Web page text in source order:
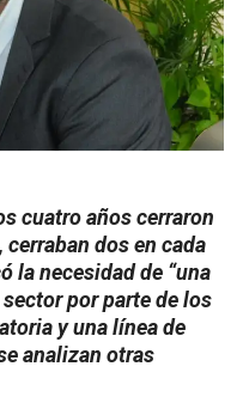
cuatro años cerraron
dos en cada
la necesidad de “una
por parte de los
y una línea de
analizan otras